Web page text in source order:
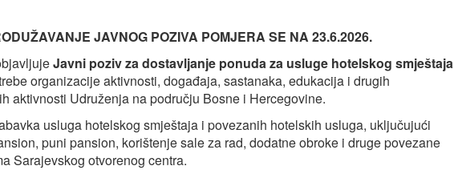
JAVNOG POZIVA POMJERA SE NA 23.6.2026.
Javni poziv za dostavljanje ponuda za usluge hotelskog smještaja
organizacije aktivnosti, događaja, sastanaka, edukacija i drugih
aktivnosti Udruženja na području Bosne i Hercegovine.
usluga hotelskog smještaja i povezanih hotelskih usluga, uključujući
puni pansion, korištenje sale za rad, dodatne obroke i druge povezane
Sarajevskog otvorenog centra.